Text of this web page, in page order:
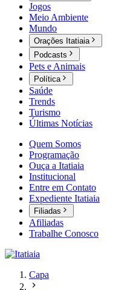
Jogos
Meio Ambiente
Mundo
Orações Itatiaia
Podcasts
Pets e Animais
Política
Saúde
Trends
Turismo
Últimas Notícias
Quem Somos
Programação
Ouça a Itatiaia
Institucional
Entre em Contato
Expediente Itatiaia
Filiadas
Afiliadas
Trabalhe Conosco
Capa